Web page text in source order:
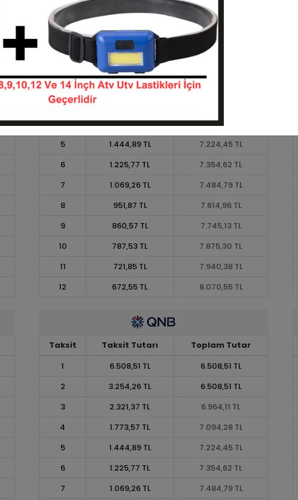
Taksit Taksit Tutarı
Toplam Tutar
6.508,51 TL
2
3.254,26 TL
6.508,51 TL
3
4
1.773,57 TL
7.094,28 TL
5
1.444,89 TL
7.224,45 TL
6
1.225,77 TL
7.354,62 TL
7
1.069,26 TL
7.484,79 TL
8
951,87 TL
7.614,96 TL
9
860,57 TL
7.745,13 TL
10
787,53 TL
7.875,30 TL
11
721,85 TL
7.940,38 TL
12
672,55 TL 8.070,55 TL
Taksit Taksit Tutarı
Toplam Tutar
1
6.508,51 TL
6.508,51 TL
2
3.254,26 TL
6.508,51 TL
3
2.321,37 TL
6.964,11 TL
4
1.773,57 TL
7.094,28 TL
5
1.444,89 TL
7.224,45 TL
6
1.225,77 TL
7.354,62 TL
7
1.069,26 TL
7.484,79 TL